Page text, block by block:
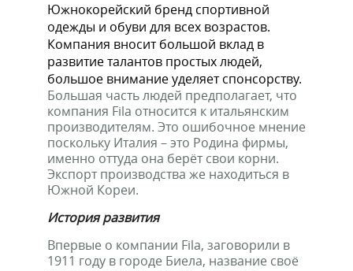
Южнокорейский бренд спортивной
одежды и обуви для всех возрастов.
Компания вносит большой вклад в
развитие талантов простых людей,
большое внимание уделяет спонсорству.
Большая часть людей предполагает, что
компания Fila относится к итальянским
производителям. Это ошибочное мнение
поскольку Италия – это Родина фирмы,
именно оттуда она берёт свои корни.
Экспорт производства же находиться в
Южной Кореи.
История развития
Впервые о компании Fila, заговорили в
1911 году в городе Биела, название своё